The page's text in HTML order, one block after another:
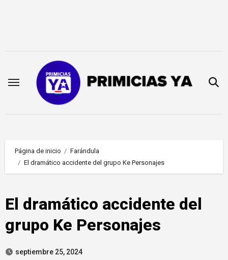
Página de inicio
Farándula
El dramático accidente del grupo Ke Personajes
El dramático accidente del
grupo Ke Personajes
septiembre 25, 2024